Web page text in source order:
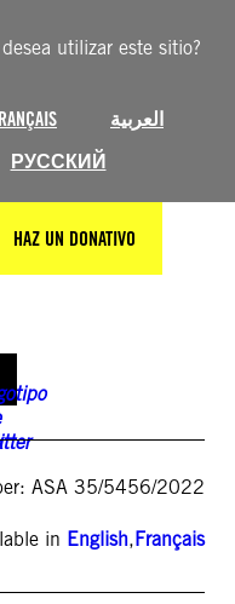
utilizar este sitio?
العربية
РУССКИЙ
HAZ UN DONATIVO
ASA 35/5456/2022
in English,Français